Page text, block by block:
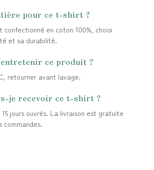
pour ce t-shirt ?
confectionné en coton 100%, choisi
et sa durabilité.
entretenir ce produit ?
retourner avant lavage.
je recevoir ce t-shirt ?
jours ouvrés. La livraison est gratuite
commandes.